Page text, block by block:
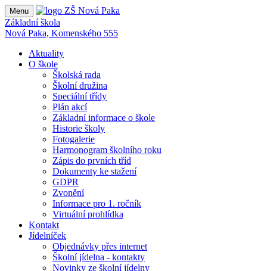
Menu
Základní škola
Nová Paka, Komenského 555
Aktuality
O škole
Školská rada
Školní družina
Speciální třídy
Plán akcí
Základní informace o škole
Historie školy
Fotogalerie
Harmonogram školního roku
Zápis do prvních tříd
Dokumenty ke stažení
GDPR
Zvonění
Informace pro 1. ročník
Virtuální prohlídka
Kontakt
Jídelníček
Objednávky přes internet
Školní jídelna - kontakty
Novinky ze školní jídelny